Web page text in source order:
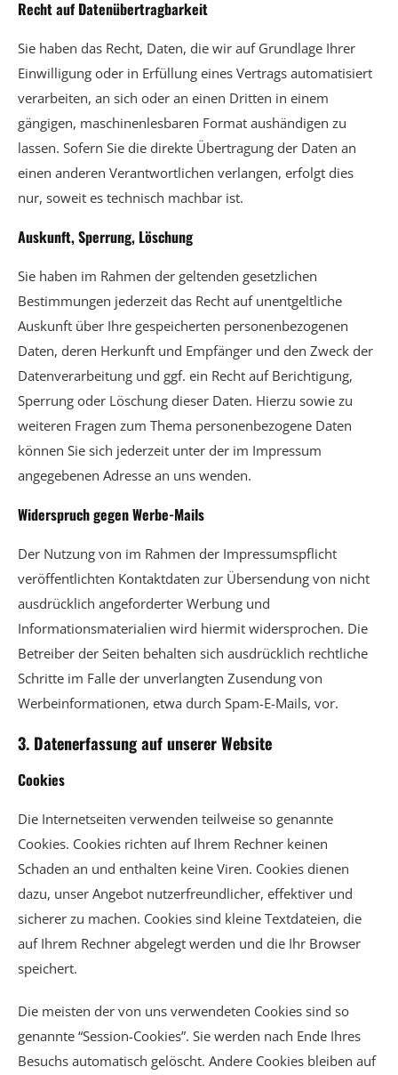
Recht auf Datenübertragbarkeit
Sie haben das Recht, Daten, die wir auf Grundlage Ihrer
Einwilligung oder in Erfüllung eines Vertrags automatisiert
verarbeiten, an sich oder an einen Dritten in einem
gängigen, maschinenlesbaren Format aushändigen zu
lassen. Sofern Sie die direkte Übertragung der Daten an
einen anderen Verantwortlichen verlangen, erfolgt dies
nur, soweit es technisch machbar ist.
Auskunft, Sperrung, Löschung
Sie haben im Rahmen der geltenden gesetzlichen
Bestimmungen jederzeit das Recht auf unentgeltliche
Auskunft über Ihre gespeicherten personenbezogenen
Daten, deren Herkunft und Empfänger und den Zweck der
Datenverarbeitung und ggf. ein Recht auf Berichtigung,
Sperrung oder Löschung dieser Daten. Hierzu sowie zu
weiteren Fragen zum Thema personenbezogene Daten
können Sie sich jederzeit unter der im Impressum
angegebenen Adresse an uns wenden.
Widerspruch gegen Werbe-Mails
Der Nutzung von im Rahmen der Impressumspflicht
veröffentlichten Kontaktdaten zur Übersendung von nicht
ausdrücklich angeforderter Werbung und
Informationsmaterialien wird hiermit widersprochen. Die
Betreiber der Seiten behalten sich ausdrücklich rechtliche
Schritte im Falle der unverlangten Zusendung von
Werbeinformationen, etwa durch Spam-E-Mails, vor.
3. Datenerfassung auf unserer Website
Cookies
Die Internetseiten verwenden teilweise so genannte
Cookies. Cookies richten auf Ihrem Rechner keinen
Schaden an und enthalten keine Viren. Cookies dienen
dazu, unser Angebot nutzerfreundlicher, effektiver und
sicherer zu machen. Cookies sind kleine Textdateien, die
auf Ihrem Rechner abgelegt werden und die Ihr Browser
speichert.
Die meisten der von uns verwendeten Cookies sind so
genannte “Session-Cookies”. Sie werden nach Ende Ihres
Besuchs automatisch gelöscht. Andere Cookies bleiben auf